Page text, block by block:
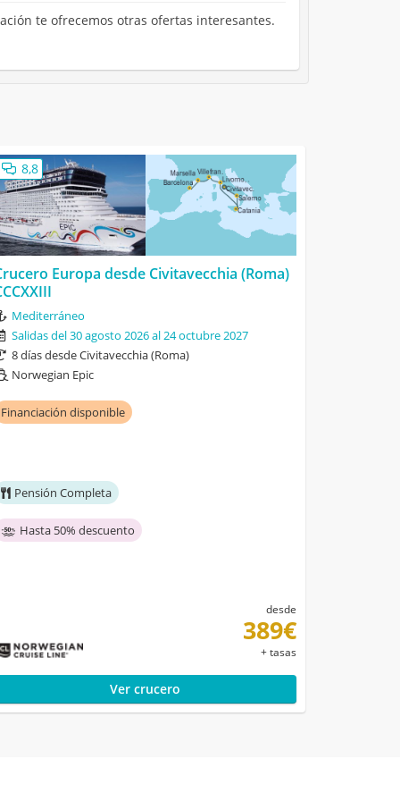
te ofrecemos otras ofertas interesantes.
8,8
Europa desde Civitavecchia (Roma)
Mediterráneo
Salidas del 30 agosto 2026 al 24 octubre 2027
8 días desde Civitavecchia (Roma)
Norwegian Epic
Financiación disponible
Pensión Completa
Hasta 50% descuento
desde
389€
+ tasas
Ver crucero